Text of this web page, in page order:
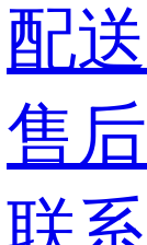
配
售